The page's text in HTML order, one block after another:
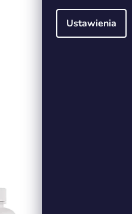
Ustawienia